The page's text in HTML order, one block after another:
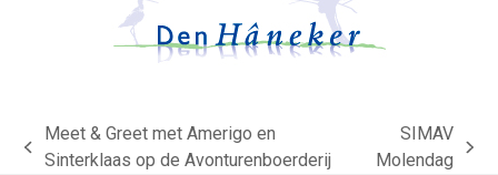
previous
Meet & Greet met Amerigo en
Sinterklaas op de Avonturenboerderij
next
SIMAV
Molendag